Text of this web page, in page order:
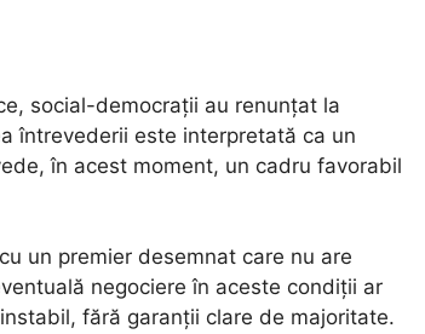
social-democrații au renunțat la
întrevederii este interpretată ca un
în acest moment, un cadru favorabil
un premier desemnat care nu are
negociere în aceste condiții ar
fără garanții clare de majoritate.